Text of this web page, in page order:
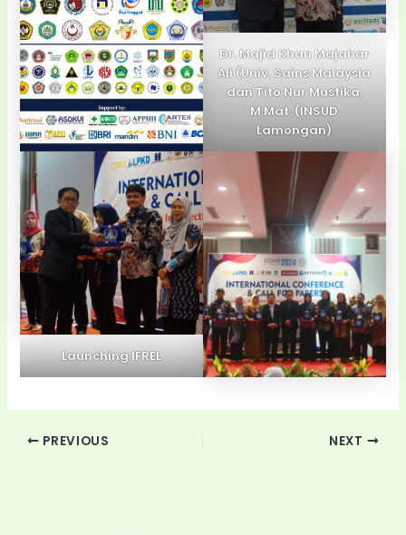
Dr. Majid Khan Majahar
Ali (Univ. Sains Malaysia
dan Tito Nur Mustika,
M.Mat.(INSUD
Lamongan)
Launching IFREL
PREVIOUS NEXT